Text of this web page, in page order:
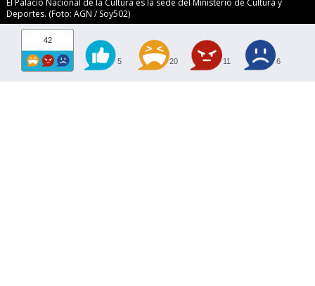
Deportes. (Foto: AGN / Soy502)
42
5 20 11 6